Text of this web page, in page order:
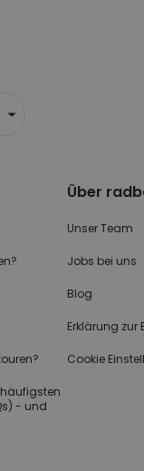
- und
Über
Unser Team
Jobs bei uns
Blog
Erklärung zur
Cookie